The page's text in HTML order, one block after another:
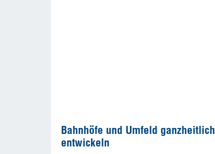
Bahnhöfe und Umfeld ganzheitlich
entwickeln